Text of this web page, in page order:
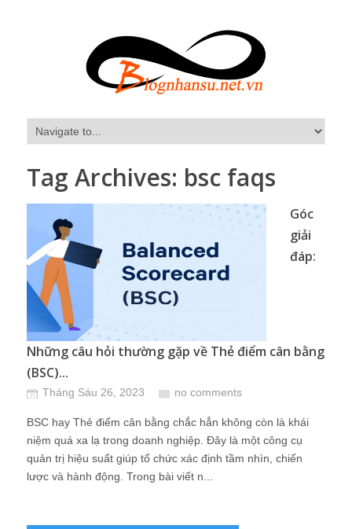
Tag Archives: bsc faqs
Góc
giải
đáp:
Những câu hỏi thường gặp về Thẻ điểm cân bằng
(BSC)...
Tháng Sáu 26, 2023 no comments
BSC hay Thẻ điểm cân bằng chắc hẳn không còn là khái
niệm quá xa lạ trong doanh nghiệp. Đây là một công cụ
quản trị hiệu suất giúp tổ chức xác định tầm nhìn, chiến
lược và hành động. Trong bài viết n...